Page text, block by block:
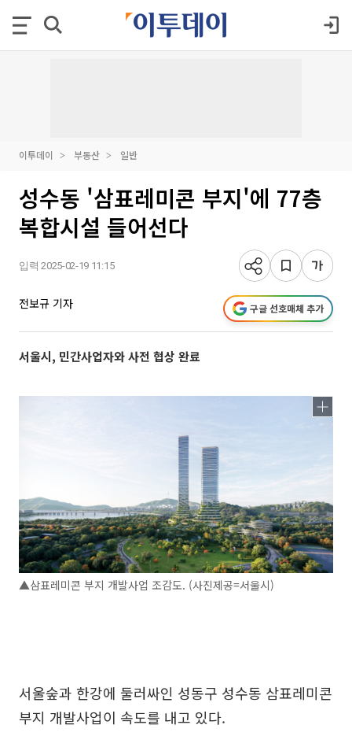
이투데이 부동산 일반
성수동 '삼표레미콘 부지'에 77층
복합시설 들어선다
입력 2025-02-19 11:15
전보규 기자 구글 선호매체 추가
서울시, 민간사업자와 사전 협상 완료
▲삼표레미콘 부지 개발사업 조감도. (사진제공=서울시)
서울숲과 한강에 둘러싸인 성동구 성수동 삼표레미콘
부지 개발사업이 속도를 내고 있다.